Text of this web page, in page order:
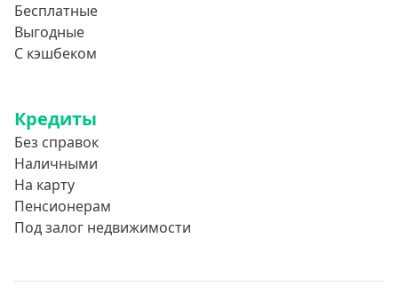
Бесплатные
Выгодные
С кэшбеком
Кредиты
Без справок
Наличными
На карту
Пенсионерам
Под залог недвижимости